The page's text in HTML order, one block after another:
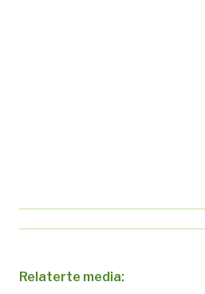
Relaterte media: